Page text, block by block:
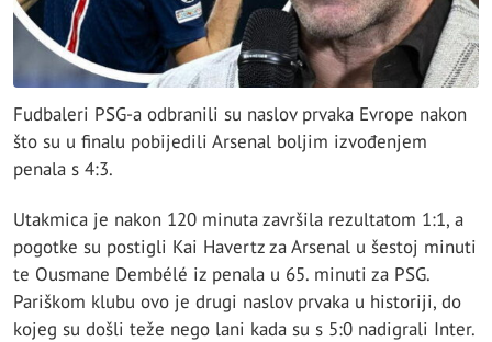
Fudbaleri PSG-a odbranili su naslov prvaka Evrope nakon
što su u finalu pobijedili Arsenal boljim izvođenjem
penala s 4:3.
Utakmica je nakon 120 minuta završila rezultatom 1:1, a
pogotke su postigli Kai Havertz za Arsenal u šestoj minuti
te Ousmane Dembélé iz penala u 65. minuti za PSG.
Pariškom klubu ovo je drugi naslov prvaka u historiji, do
kojeg su došli teže nego lani kada su s 5:0 nadigrali Inter.